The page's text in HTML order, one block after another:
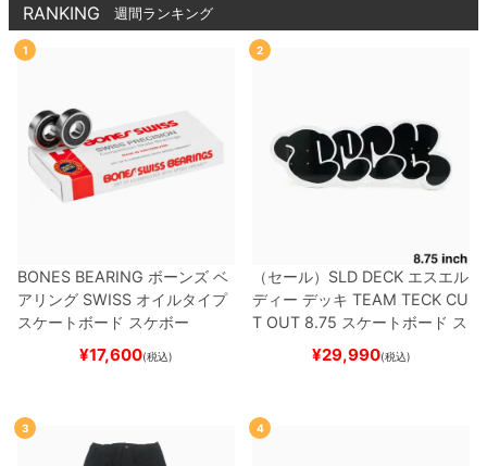
RANKING 週間ランキング
1
BONES BEARING ボーンズ ベ
アリング SWISS オイルタイプ
スケートボード スケボー
¥17,600(税込)
2
（セール） SLD DECK エスエル
ディー デッキ TEAM TECK CU
T OUT 8.75 スケートボード ス
¥29,990(税込)
3 4